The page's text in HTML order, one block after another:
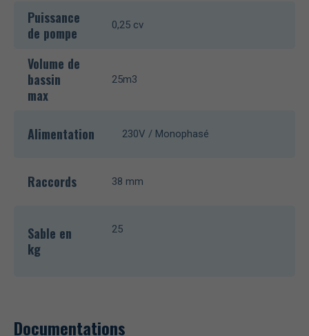
Puissance
de pompe
0,25 cv
Volume de
bassin
max
25m3
Alimentation 230V / Monophasé
Raccords 38 mm
Sable en
kg
25
Documentations